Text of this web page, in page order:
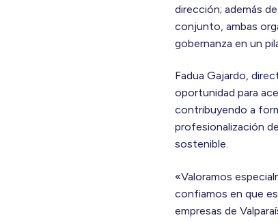
dirección; además
conjunto, ambas
gobernanza en un
Fadua Gajardo,
oportunidad para
contribuyendo a
profesionalización
sostenible.
«Valoramos
confiamos en que
empresas de